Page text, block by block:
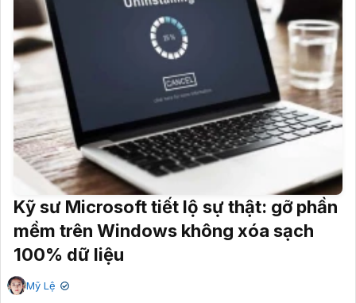
Kỹ sư Microsoft tiết lộ sự thật: gỡ phần
mềm trên Windows không xóa sạch
100% dữ liệu
Mỹ Lệ ✔